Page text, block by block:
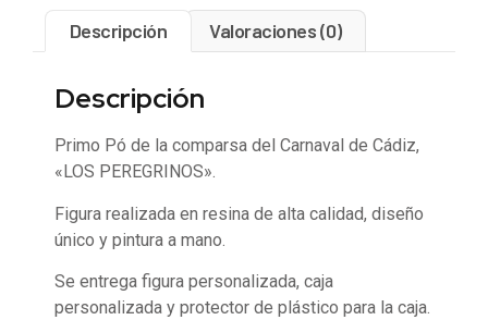
Descripción Valoraciones (0)
Descripción
Primo Pó de la comparsa del Carnaval de Cádiz,
«LOS PEREGRINOS».
Figura realizada en resina de alta calidad, diseño
único y pintura a mano.
Se entrega figura personalizada, caja
personalizada y protector de plástico para la caja.